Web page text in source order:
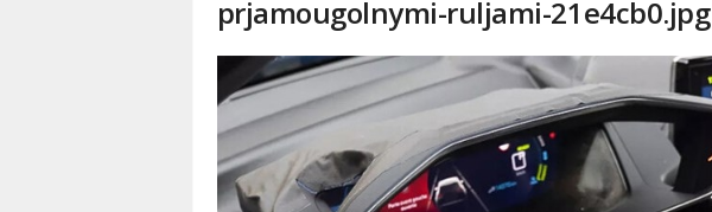
prjamougolnymi-ruljami-21e4cb0.jpg